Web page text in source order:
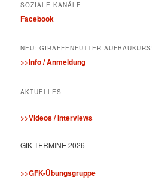
SOZIALE KANÄLE
Facebook
NEU: GIRAFFENFUTTER-AUFBAUKURS!
>>Info / Anmeldung
AKTUELLES
>>Videos / Interviews
GfK TERMINE 2026
>>GFK-Übungsgruppe